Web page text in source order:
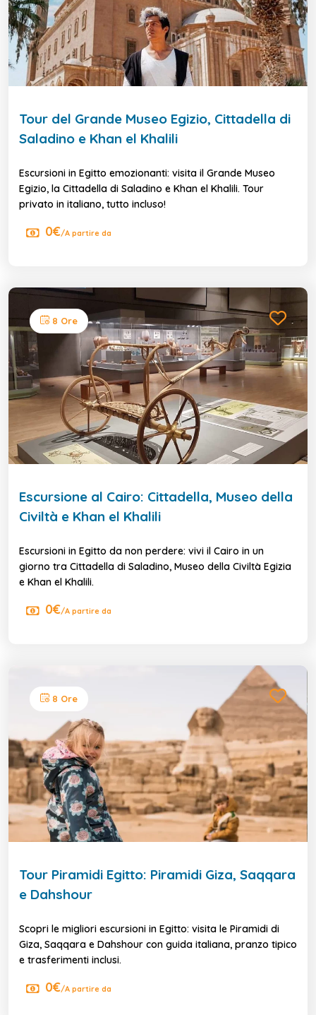
Tour del Grande Museo Egizio, Cittadella di
Saladino e Khan el Khalili
Escursioni in Egitto emozionanti: visita il Grande Museo
Egizio, la Cittadella di Saladino e Khan el Khalili. Tour
privato in italiano, tutto incluso!
0€/A partire da
8 Ore
Escursione al Cairo: Cittadella, Museo della
Civiltà e Khan el Khalili
Escursioni in Egitto da non perdere: vivi il Cairo in un
giorno tra Cittadella di Saladino, Museo della Civiltà Egizia
e Khan el Khalili.
0€/A partire da
8 Ore
Tour Piramidi Egitto: Piramidi Giza, Saqqara
e Dahshour
Scopri le migliori escursioni in Egitto: visita le Piramidi di
Giza, Saqqara e Dahshour con guida italiana, pranzo tipico
e trasferimenti inclusi.
0€/A partire da